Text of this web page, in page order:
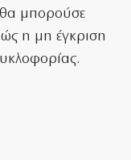
μπορούσε
η μη έγκριση